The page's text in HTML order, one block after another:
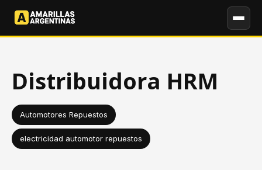
Distribuidora HRM
Automotores Repuestos
electricidad automotor repuestos